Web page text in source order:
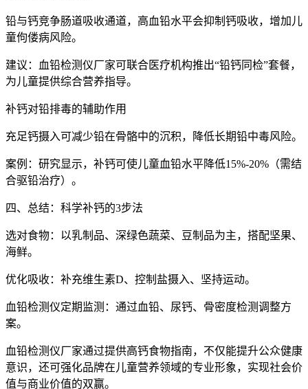
铅与钙竞争肠道吸收通道，高血铅水平会抑制钙吸收，增加儿
童佝偻病风险。
建议：血铅检测仪厂家可联合医疗机构推出“铅钙同检”套餐，
为儿童提供综合营养指导。
补钙对铅排毒的辅助作用
充足钙摄入可减少铅在骨骼中的沉积，降低长期铅中毒风险。
案例：研究显示，补钙可使儿童血铅水平降低15%-20%（需结
合驱铅治疗）。
四、总结：科学补钙的3步法
选对食物：以乳制品、深绿色蔬菜、豆制品为主，搭配坚果、
海鲜。
优化吸收：补充维生素D、控制盐摄入、坚持运动。
血铅检测仪定期监测：通过血铅、尿钙、骨密度检测调整方
案。
血铅检测仪厂家通过提供高钙食物指南，不仅能提升公众健康
意识，还可强化品牌在儿童营养领域的专业形象，实现社会价
值与商业价值的双赢。